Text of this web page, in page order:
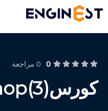
0 0 مراجعة
كورسPhotoshop(3)